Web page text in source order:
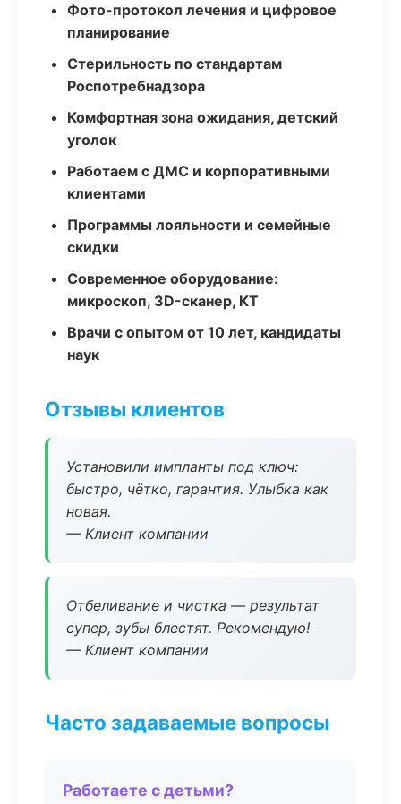
Фото-протокол лечения и цифровое
планирование
Стерильность по стандартам
Роспотребнадзора
Комфортная зона ожидания, детский
уголок
Работаем с ДМС и корпоративными
клиентами
Программы лояльности и семейные
скидки
Современное оборудование:
микроскоп, 3D-сканер, КТ
Врачи с опытом от 10 лет, кандидаты
наук
Отзывы клиентов
Установили импланты под ключ:
быстро, чётко, гарантия. Улыбка как
новая.
— Клиент компании
Отбеливание и чистка — результат
супер, зубы блестят. Рекомендую!
— Клиент компании
Часто задаваемые вопросы
Работаете с детьми?